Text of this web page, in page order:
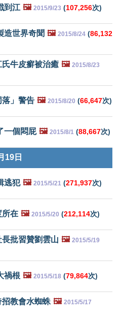
到江 🖼️ 2015/9/23 (107,256次)
造世界奇聞 🖼️ 2015/8/24 (86,132
牛皮癬被治癒 🖼️ 2015/8/23
落」警告 🖼️ 2015/8/20 (66,647次)
一個悶屁 🖼️ 2015/8/1 (88,667次)
19日
逃犯 🖼️ 2015/5/21 (271,937次)
所在 🖼️ 2015/5/20 (212,114次)
批習贊劉雲山 🖼️ 2015/5/19
禍根 🖼️ 2015/5/18 (79,864次)
教會水蜘蛛 🖼️ 2015/5/17